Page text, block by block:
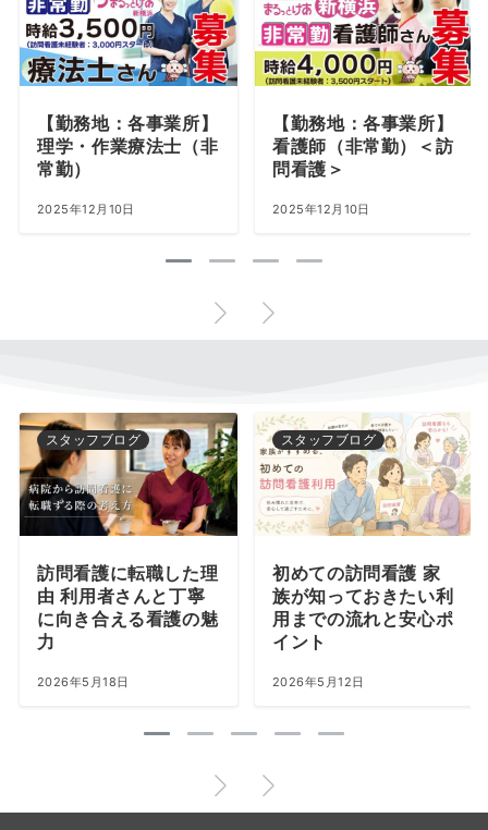
【勤務地：各事業所】
理学・作業療法士（非
常勤）
2025年12月10日
【勤務地：各事業所】
看護師（非常勤）＜訪
問看護＞
2025年12月10日
スタッフブログ
訪問看護に転職した理
由 利用者さんと丁寧
に向き合える看護の魅
力
2026年5月18日
スタッフブログ
初めての訪問看護 家
族が知っておきたい利
用までの流れと安心ポ
イント
2026年5月12日